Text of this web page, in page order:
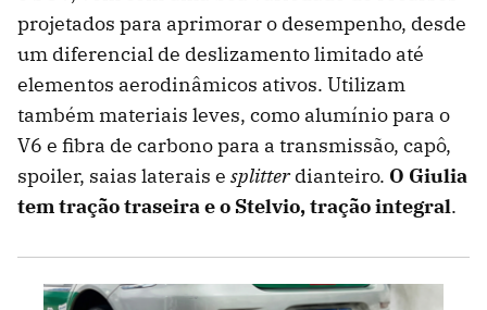
projetados para aprimorar o desempenho, desde
um diferencial de deslizamento limitado até
elementos aerodinâmicos ativos. Utilizam
também materiais leves, como alumínio para o
V6 e fibra de carbono para a transmissão, capô,
spoiler, saias laterais e splitterdianteiro. O Giulia
tem tração traseira e o Stelvio, tração integral.